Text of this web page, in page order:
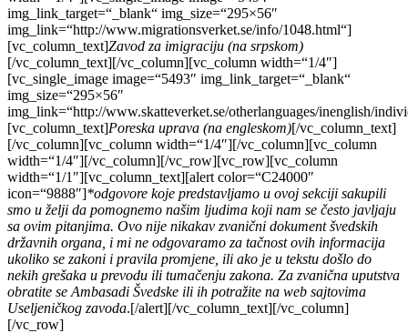
img_link_target=“_blank“ img_size=“295×56″
img_link=“http://www.migrationsverket.se/info/1048.html“]
[vc_column_text]Zavod za imigraciju (na srpskom)
[/vc_column_text][/vc_column][vc_column width=“1/4″]
[vc_single_image image=“5493″ img_link_target=“_blank“
img_size=“295×56″
img_link=“http://www.skatteverket.se/otherlanguages/inenglish/
[vc_column_text]Poreska uprava (na engleskom)[/vc_column_text]
[/vc_column][vc_column width=“1/4″][/vc_column][vc_column
width=“1/4″][/vc_column][/vc_row][vc_row][vc_column
width=“1/1″][vc_column_text][alert color=“C24000″
icon=“9888″]*odgovore koje predstavljamo u ovoj sekciji sakupili
smo u želji da pomognemo našim ljudima koji nam se često javljaju
sa ovim pitanjima. Ovo nije nikakav zvanični dokument švedskih
državnih organa, i mi ne odgovaramo za tačnost ovih informacija
ukoliko se zakoni i pravila promjene, ili ako je u tekstu došlo do
nekih grešaka u prevodu ili tumačenju zakona. Za zvanična uputstva
obratite se Ambasadi Švedske ili ih potražite na web sajtovima
Useljeničkog zavoda.[/alert][/vc_column_text][/vc_column]
[/vc_row]